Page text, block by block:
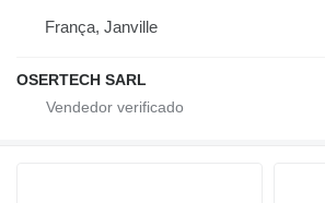
França, Janville
OSERTECH SARL